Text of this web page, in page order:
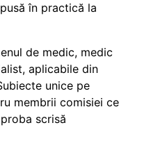
în practică la
de medic, medic
aplicabile din
unice pe
membrii comisiei ce
scrisă